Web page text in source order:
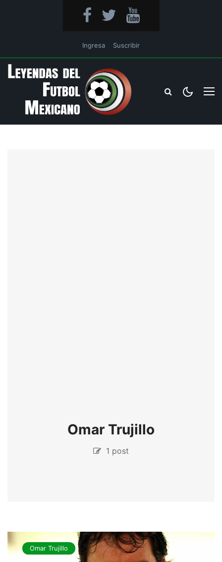
Ingresa Suscribir
Omar Trujillo
1 post
Omar Trujillo